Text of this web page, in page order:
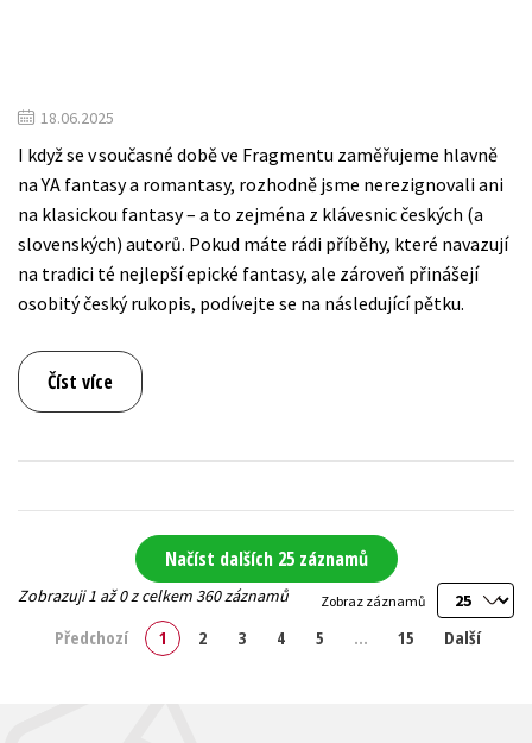
18.06.2025
I když se v současné době ve Fragmentu zaměřujeme hlavně
na YA fantasy a romantasy, rozhodně jsme nerezignovali ani
na klasickou fantasy – a to zejména z klávesnic českých (a
slovenských) autorů. Pokud máte rádi příběhy, které navazují
na tradici té nejlepší epické fantasy, ale zároveň přinášejí
osobitý český rukopis, podívejte se na následující pětku.
Číst více
Načíst dalších 25 záznamů
Zobraz záznamů
Zobrazuji 1 až 0 z celkem 360 záznamů
Předchozí 1 2 3 4 5 … 15 Další